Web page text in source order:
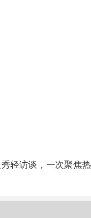
轻访谈，一次聚焦热